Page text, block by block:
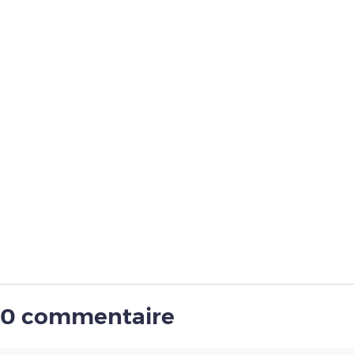
0 commentaire